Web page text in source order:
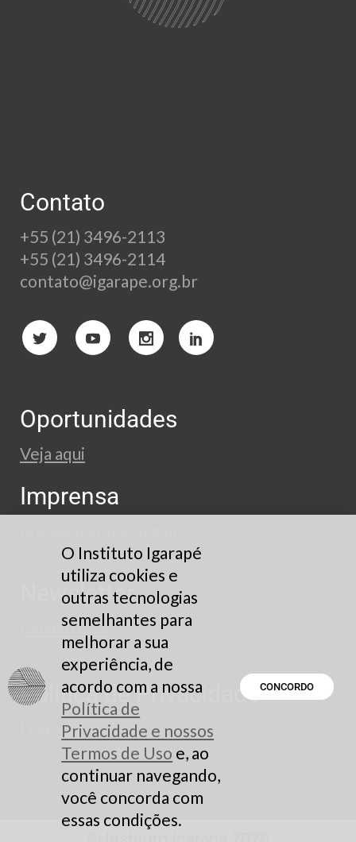
Contato
+55 (21) 3496-2113
+55 (21) 3496-2114
contato@igarape.org.br
Oportunidades
Veja aqui
Imprensa
Newsletter
Cadastre-se
Política de Privacidade
Leia aqui
O Instituto Igarapé
utiliza cookies e
outras tecnologias
semelhantes para
melhorar a sua
experiência, de
acordo com a nossa
Política de
Privacidade e nossos
Termos de Uso e, ao
continuar navegando,
você concorda com
essas condições.
CONCORDO